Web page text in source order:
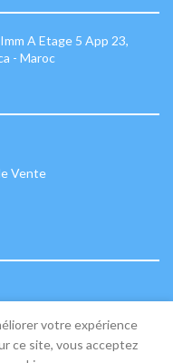
A Etage 5 App 23,
- Maroc
Vente
réservés.
votre expérience
ce site, vous acceptez